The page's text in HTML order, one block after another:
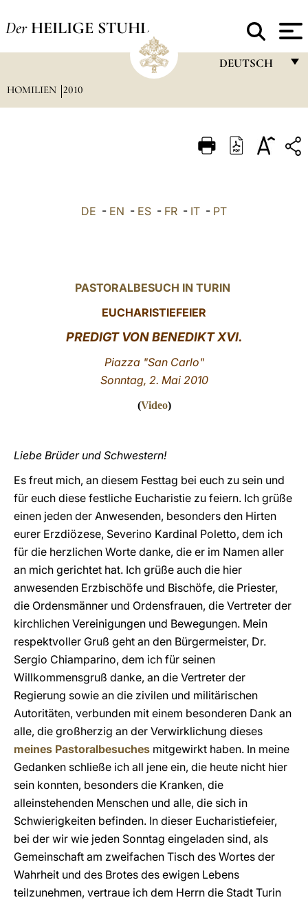
Der HEILIGE STUHL
DEUTSCH
ITALIANO
LATINE
HOMILIEN 2010
DE - EN - ES - FR - IT - PT
PASTORALBESUCH IN TURIN
EUCHARISTIEFEIER
PREDIGT VON BENEDIKT XVI.
Piazza "San Carlo"
Sonntag, 2. Mai 2010
(Video)
Liebe Brüder und Schwestern!
Es freut mich, an diesem Festtag bei euch zu sein und
für euch diese festliche Eucharistie zu feiern. Ich grüße
einen jeden der Anwesenden, besonders den Hirten
eurer Erzdiözese, Severino Kardinal Poletto, dem ich
für die herzlichen Worte danke, die er im Namen aller
an mich gerichtet hat. Ich grüße auch die hier
anwesenden Erzbischöfe und Bischöfe, die Priester,
die Ordensmänner und Ordensfrauen, die Vertreter der
kirchlichen Vereinigungen und Bewegungen. Mein
respektvoller Gruß geht an den Bürgermeister, Dr.
Sergio Chiamparino, dem ich für seinen
Willkommensgruß danke, an die Vertreter der
Regierung sowie an die zivilen und militärischen
Autoritäten, verbunden mit einem besonderen Dank an
alle, die großherzig an der Verwirklichung dieses
meines Pastoralbesuches mitgewirkt haben. In meine
Gedanken schließe ich all jene ein, die heute nicht hier
sein konnten, besonders die Kranken, die
alleinstehenden Menschen und alle, die sich in
Schwierigkeiten befinden. In dieser Eucharistiefeier,
bei der wir wie jeden Sonntag eingeladen sind, als
Gemeinschaft am zweifachen Tisch des Wortes der
Wahrheit und des Brotes des ewigen Lebens
teilzunehmen, vertraue ich dem Herrn die Stadt Turin